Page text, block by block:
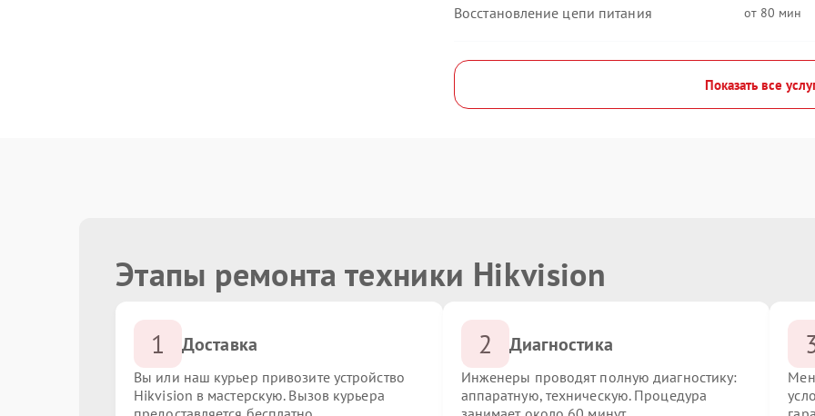
Восстановление цепи питания 80
Показать все
Этапы ремонта техники Hikvision
1 Доставка
Вы или наш курьер привозите устройство
Hikvision в мастерскую. Вызов курьера
2 Диагностика
Инженеры проводят полную диагностику:
аппаратную, техническую. Процедура